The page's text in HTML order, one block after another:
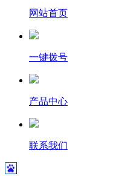
网站首页
一键拨号
产品中心
联系我们